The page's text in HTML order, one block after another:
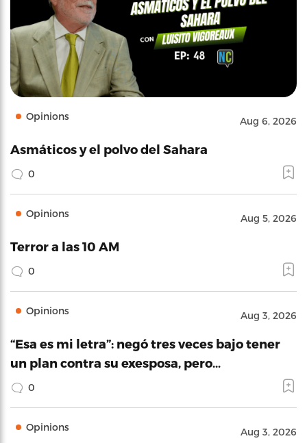
Opinions Aug 6, 2026
Asmáticos y el polvo del Sahara
0
Opinions Aug 5, 2026
Terror a las 10 AM
0
Opinions Aug 3, 2026
“Esa es mi letra”: negó tres veces bajo tener
un plan contra su exesposa, pero…
0
Opinions Aug 3, 2026